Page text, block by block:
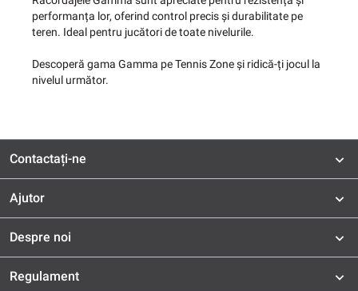
performanța lor, oferind control precis și durabilitate pe
teren. Ideal pentru jucători de toate nivelurile.
Descoperă gama Gamma pe Tennis Zone și ridică-ți jocul la
nivelul următor.
Contactați-ne
Ajutor
Despre noi
Regulament